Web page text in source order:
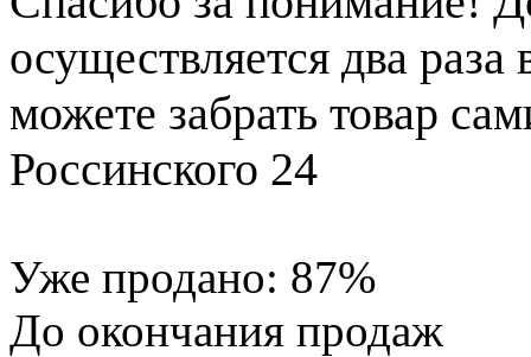
осуществляется два
можете забрать товар
Россинского 24
Уже продано: 87%
До окончания продаж